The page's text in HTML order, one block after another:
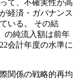
て、不確実性が高
経済・ガバナンス
いる。 その結
の純流入額は前年
会計年度の水準に
関係の戦略的再均